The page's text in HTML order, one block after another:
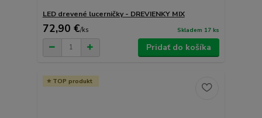
LED drevené lucerničky - DREVIENKY MIX
72,90 €/ks Skladem 17 ks
Pridať do košíka
TOP produkt